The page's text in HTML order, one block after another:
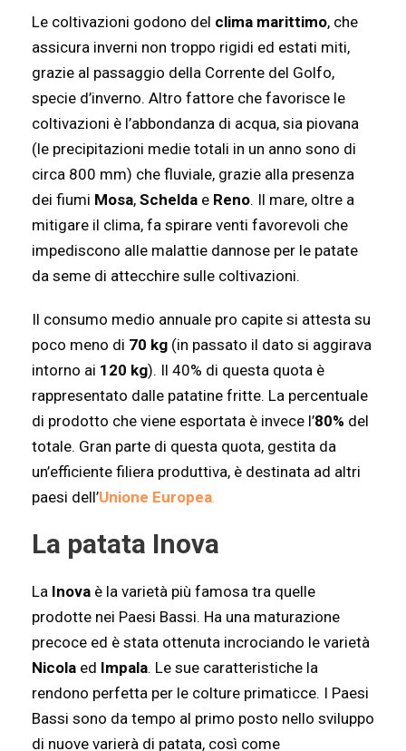
Le coltivazioni godono del clima marittimo, che
assicura inverni non troppo rigidi ed estati miti,
grazie al passaggio della Corrente del Golfo,
specie d’inverno. Altro fattore che favorisce le
coltivazioni è l’abbondanza di acqua, sia piovana
(le precipitazioni medie totali in un anno sono di
circa 800 mm) che fluviale, grazie alla presenza
dei fiumi Mosa, Schelda e Reno. Il mare, oltre a
mitigare il clima, fa spirare venti favorevoli che
impediscono alle malattie dannose per le patate
da seme di attecchire sulle coltivazioni.
Il consumo medio annuale pro capite si attesta su
poco meno di 70 kg (in passato il dato si aggirava
intorno ai 120 kg). Il 40% di questa quota è
rappresentato dalle patatine fritte. La percentuale
di prodotto che viene esportata è invece l’80% del
totale. Gran parte di questa quota, gestita da
un’efficiente filiera produttiva, è destinata ad altri
paesi dell’Unione Europea.
La patata Inova
La Inova è la varietà più famosa tra quelle
prodotte nei Paesi Bassi. Ha una maturazione
precoce ed è stata ottenuta incrociando le varietà
Nicola ed Impala. Le sue caratteristiche la
rendono perfetta per le colture primaticce. I Paesi
Bassi sono da tempo al primo posto nello sviluppo
di nuove varierà di patata, così come